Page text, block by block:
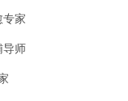
专家
导师